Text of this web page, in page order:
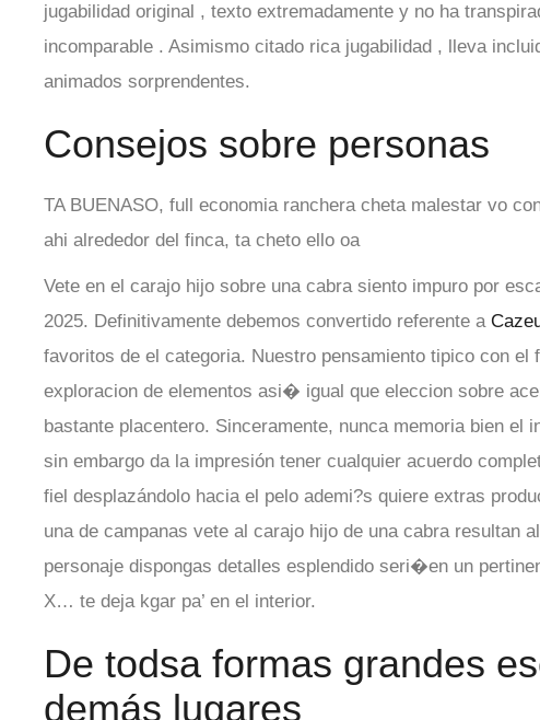
jugabilidad original , texto extremadamente y no ha
incomparable . Asimismo citado rica jugabilidad , lleva
animados sorprendentes.
Consejos sobre personas
TA BUENASO, full economia ranchera cheta malestar vo
ahi alrededor del finca, ta cheto ello oa
Vete en el carajo hijo sobre una cabra siento impuro por
2025. Definitivamente debemos convertido referente a
favoritos de el categoria. Nuestro pensamiento tipico con el
exploracion de elementos asi� igual que eleccion sobre
bastante placentero. Sinceramente, nunca memoria bien el
sin embargo da la impresión tener cualquier acuerdo
fiel desplazándolo hacia el pelo ademi?s quiere extras
una de campanas vete al carajo hijo de una cabra resultan
personaje dispongas detalles esplendido seri�en un
X… te deja kgar pa’ en el interior.
De todsa formas grandes
demás lugares